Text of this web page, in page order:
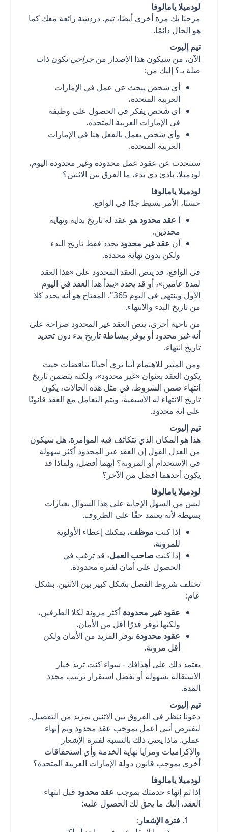
لودميلا يامالوفا
مرحبًا بك مرة أخرى أيضًا، تيم. دردشة رائعة معك كما
هو الحال دائمًا.
تيم إليوت
الآن، من سيكون هذا الإصدار من جراحي تكون ذات
صلة بـ؟ إليك من:
أي شخص يبحث عن عمل في الإمارات
العربية المتحدة،
أي شخص يفكر في الحصول على وظيفة
في الإمارات العربية المتحدة،
وأي شخص يعمل بالفعل هنا في الإمارات
العربية المتحدة.
سنتحدث عن عقود عمل محدودة وغير محدودة اليوم،
لودميلا. بادئ ذي بدء، ما الفرق بين الاثنين؟
لودميلا يامالوفا
حسنًا، الأمر بسيط جدًا في الواقع.
أ عقد محدود هو عقد له تاريخ بداية ونهاية
محددين.
آن عقد غير محدود يحدد فقط تاريخ البدء
ولكن بدون نهاية محددة.
في الواقع، قد ينص العقد المحدود على «هذا العقد
لمدة عامين»، أو قد يحدد «يبدأ هذا العقد في اليوم
الأول وينتهي في اليوم 365". المفتاح هو أنه يحدد كلا
من تاريخ البدء والانتهاء.
من ناحية أخرى، ينص العقد غير المحدود صراحة على
أنه غير محدود أو يوفر ببساطة تاريخ بدء دون تحديد
تاريخ انتهاء.
ومن المثير للاهتمام أننا نرى أحيانًا تناقضات حيث
يكون العقد بعنوان «غير محدود»، ولكنه يتضمن تاريخ
انتهاء ضمن الشروط. في مثل هذه الحالات، يكون
تاريخ الانتهاء له الأسبقية، ويتم التعامل مع العقد قانونًا
على أنه محدود.
تيم إليوت
هذا هو المكان الذي تتكاثف فيه المؤامرة. هل سيكون
من العدل القول إن العقد غير المحدود أكثر سهولة
في الاستخدام أو المرونة؟ أيهما أفضل، ولماذا قد
يكون أحدهما أفضل من الآخر؟
لودميلا يامالوفا
ليس من السهل الإجابة على هذا السؤال بعبارات
بسيطة لأنه يعتمد حقًا على الظروف.
إذا كنت موظف، يمكنك إعطاء الأولوية
للمرونة.
إذا كنت صاحب العمل، قد ترغب في
الحصول على أمان لفترة محدودة.
تختلف شروط الفصل بشكل كبير بين الاثنين. بشكل
عام:
عقود غير محدودة أكثر مرونة لكلا الطرفين،
ولكنها توفر قدرًا أقل من الأمان.
عقود محدودة توفر المزيد من الأمان ولكن
أقل مرونة.
يعتمد ذلك على أهدافك - سواء كنت تريد خيار
الاستقالة بسهولة أو تفضل استقرار ترتيب محدد
المدة.
تيم إليوت
دعونا ننظر في الفروق بين الاثنين بمزيد من التفصيل.
لنفترض أنني أعمل بموجب عقد محدود وتم إنهاء
عملي. ماذا يعني ذلك بالنسبة لفترة الإشعار
والإكراميات ومزايا نهاية الخدمة وأي استحقاقات
أخرى بموجب قانون دولة الإمارات العربية المتحدة؟
لودميلا يامالوفا
إذا تم إنهاء خدمتك بموجب عقد محدود قبل انتهاء
العقد، إليك ما يحق لك الحصول عليه:
فترة الإشعار :